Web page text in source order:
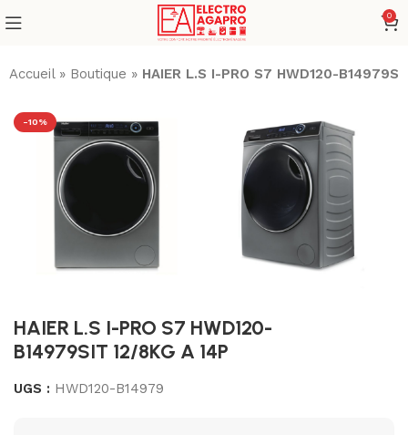
0
Accueil» Boutique » HAIER L.S I-PRO S7 HWD120-
-10%
HAIER L.S I-PRO S7 HWD120-
B14979SIT 12/8KG A 14P
UGS : HWD120-B14979